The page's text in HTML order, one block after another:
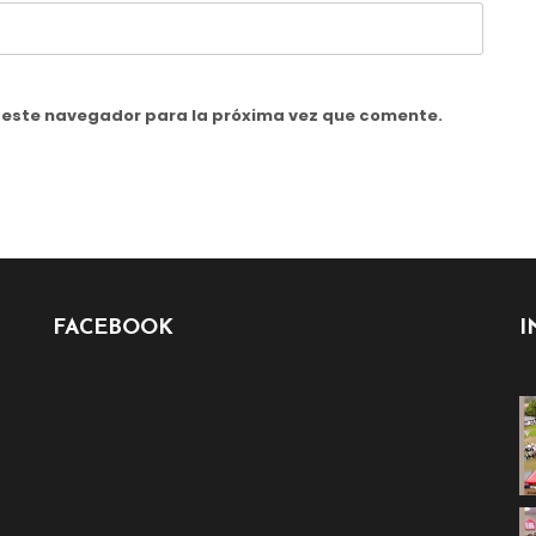
navegador para la próxima vez que comente.
FACEBOOK